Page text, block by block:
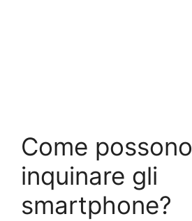
Come possono
inquinare gli
smartphone?